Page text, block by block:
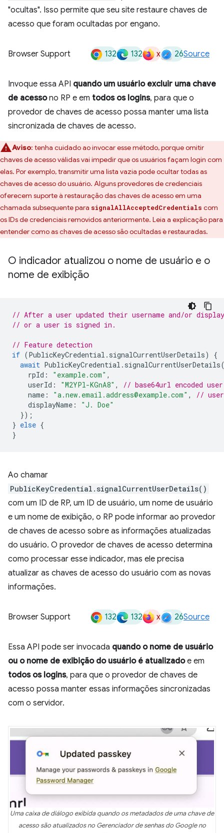
"ocultas". Isso permite que seu site restaure chaves de
acesso que foram ocultadas por engano.
Browser Support 132 132 x 26Source
Invoque essa API quando um usuário excluir uma chave
de acessono RP e em todos os logins, para que o
provedor de chaves de acesso possa manter uma lista
sincronizada de chaves de acesso.
Aviso: tenha cuidado ao invocar esse método, porque omitir
chaves de acesso válidas vai impedir que os usuários façam login com
elas. Por exemplo, transmitir uma lista vazia pode ocultar todas as
chaves de acesso do usuário. Alguns provedores de credenciais
oferecem suporte à restauração das chaves de acesso em uma
chamada subsequente para signalAllAcceptedCredentials com
os IDs de credenciais removidos anteriormente. Leia a explicação para
entender como as chaves de acesso são ocultadas e restauradas.
O indicador atualizou o nome de usuário e o
nome de exibição
// After a user updated their username and/or display
// or a user is signed in.
// Feature detection
if (PublicKeyCredential . signalCurrentUserDetails)
{
await PublicKeyCredential . signalCurrentUserDetails
rpId : "example.com" ,
userId : "M2YPl-KGnA8" ,
// base64url encoded
name : "a.new.email.address@example.com" ,
//
displayName :
"J. Doe"
});
} else {
}
Ao chamar
PublicKeyCredential.signalCurrentUserDetails()
com um ID de RP, um ID de usuário, um nome de usuário
e um nome de exibição, o RP pode informar ao provedor
de chaves de acesso sobre as informações atualizadas
do usuário. O provedor de chaves de acesso determina
como processar esse indicador, mas ele precisa
atualizar as chaves de acesso do usuário com as novas
informações.
Browser Support 132 132 x 26Source
Essa API pode ser invocada quando o nome de usuário
ou o nome de exibição do usuário é atualizadoe em
todos os logins, para que o provedor de chaves de
acesso possa manter essas informações sincronizadas
com o servidor.
Uma caixa de diálogo exibida quando os metadados de uma chave de
acesso são atualizados no Gerenciador de senhas do Google no